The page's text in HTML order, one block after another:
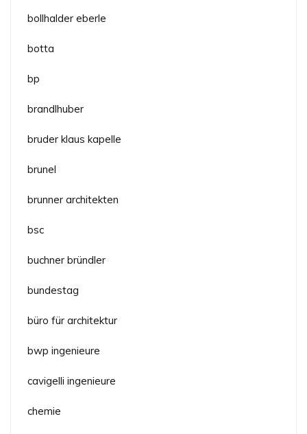
bollhalder eberle
botta
bp
brandlhuber
bruder klaus kapelle
brunel
brunner architekten
bsc
buchner bründler
bundestag
büro für architektur
bwp ingenieure
cavigelli ingenieure
chemie